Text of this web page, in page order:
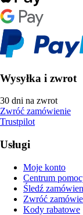
Wysyłka i zwrot
30 dni na zwrot
Zwróć zamówienie
Trustpilot
Usługi
Moje konto
Centrum
Śledź
Zwróć
Kody rabatowe